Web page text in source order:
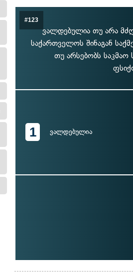
#123
ვალდებულია თუ არა
საქართველოს შინაგან
თუ არსებობს
1 ვალდებულია